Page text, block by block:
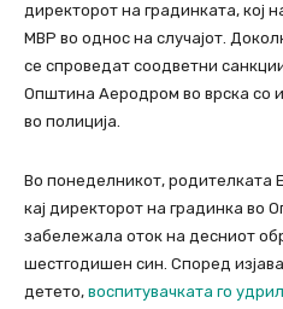
директорот на градинката, кој
МВР во однос на случајот.
се спроведат соодветни
Општина Аеродром во врска со
во полиција.
Во понеделникот, родителката
кај директорот на градинка во
забележала оток на десниот
шестгодишен син. Според
детето, воспитувачката го